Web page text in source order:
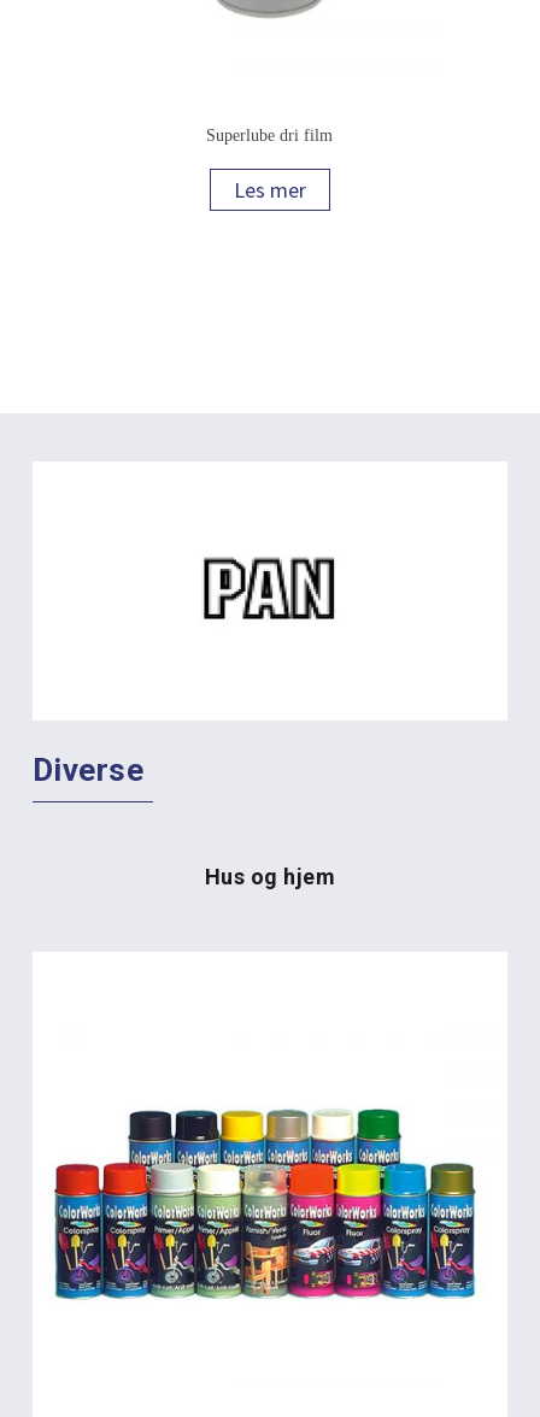
Superlube dri film
Les mer
Diverse
Hus og hjem